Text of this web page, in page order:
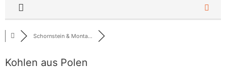
Schornstein & Monta...
Kohlen aus Polen